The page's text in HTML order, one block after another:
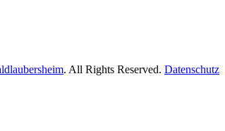
. All Rights Reserved. Datenschutz